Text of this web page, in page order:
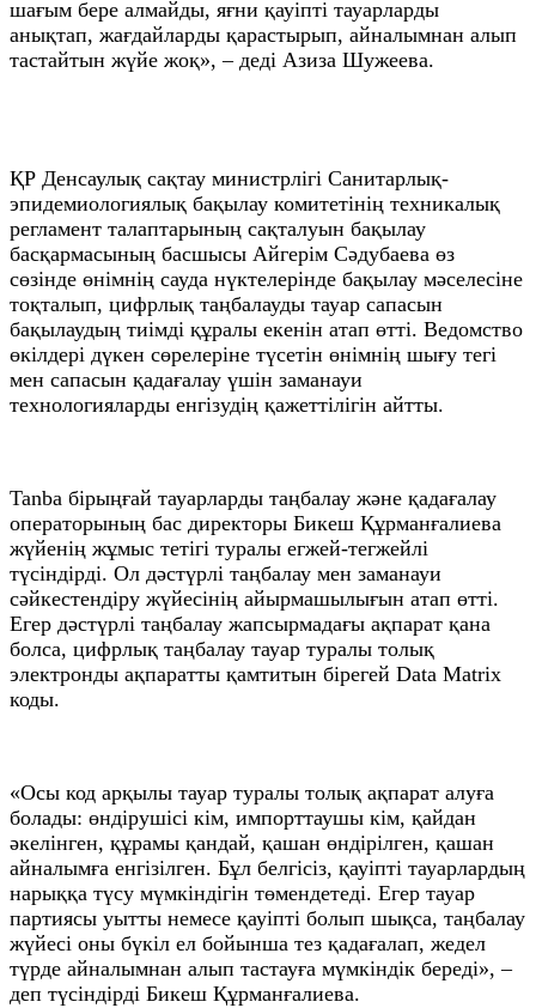
шағым бере алмайды, яғни қауіпті тауарларды
анықтап, жағдайларды қарастырып, айналымнан алып
тастайтын жүйе жоқ», – деді Азиза Шужеева.
ҚР Денсаулық сақтау министрлігі Санитарлық-
эпидемиологиялық бақылау комитетінің техникалық
регламент талаптарының сақталуын бақылау
басқармасының басшысы Айгерім Сәдубаева өз
сөзінде өнімнің сауда нүктелерінде бақылау мәселесіне
тоқталып, цифрлық таңбалауды тауар сапасын
бақылаудың тиімді құралы екенін атап өтті. Ведомство
өкілдері дүкен сөрелеріне түсетін өнімнің шығу тегі
мен сапасын қадағалау үшін заманауи
технологияларды енгізудің қажеттілігін айтты.
Tanba бірыңғай тауарларды таңбалау және қадағалау
операторының бас директоры Бикеш Құрманғалиева
жүйенің жұмыс тетігі туралы егжей-тегжейлі
түсіндірді. Ол дәстүрлі таңбалау мен заманауи
сәйкестендіру жүйесінің айырмашылығын атап өтті.
Егер дәстүрлі таңбалау жапсырмадағы ақпарат қана
болса, цифрлық таңбалау тауар туралы толық
электронды ақпаратты қамтитын бірегей Data Matrix
коды.
«Осы код арқылы тауар туралы толық ақпарат алуға
болады: өндірушісі кім, импорттаушы кім, қайдан
әкелінген, құрамы қандай, қашан өндірілген, қашан
айналымға енгізілген. Бұл белгісіз, қауіпті тауарлардың
нарыққа түсу мүмкіндігін төмендетеді. Егер тауар
партиясы уытты немесе қауіпті болып шықса, таңбалау
жүйесі оны бүкіл ел бойынша тез қадағалап, жедел
түрде айналымнан алып тастауға мүмкіндік береді», –
деп түсіндірді Бикеш Құрманғалиева.